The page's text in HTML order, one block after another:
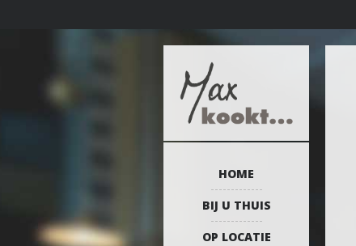
HOME
BIJ U THUIS
OP LOCATIE